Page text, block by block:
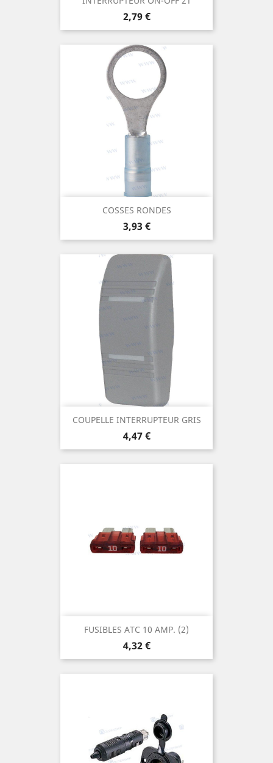
Prix
2,79 €
COSSES RONDES
Prix
3,93 €
COUPELLE INTERRUPTEUR GRIS
Prix
4,47 €
FUSIBLES ATC 10 AMP. (2)
Prix
4,32 €